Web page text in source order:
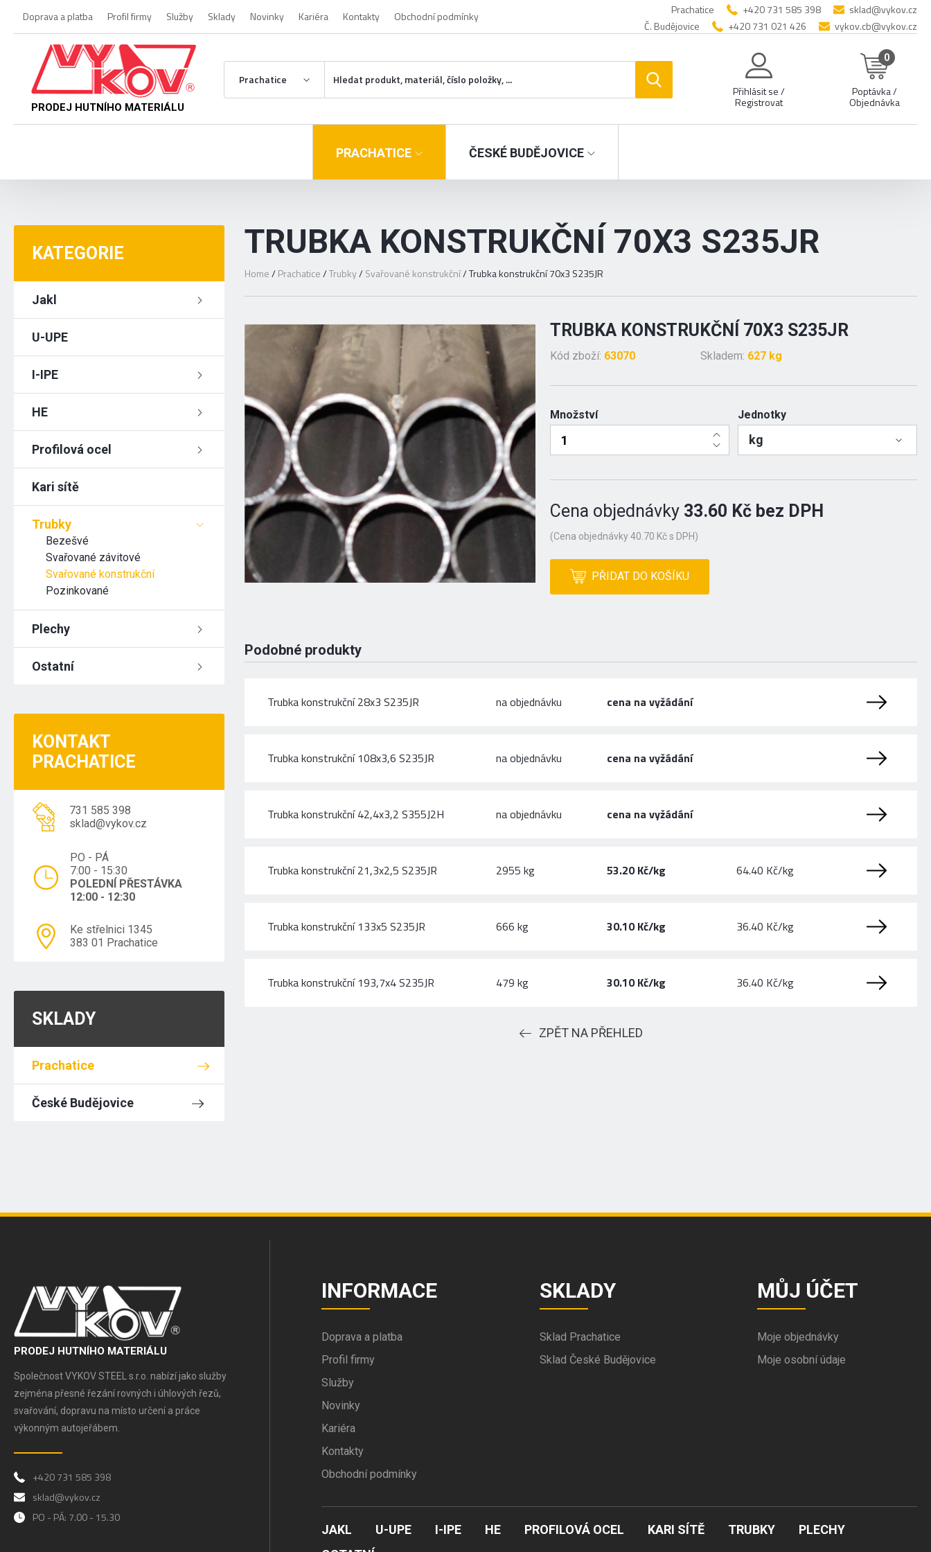
Doprava a platba Profil firmy Služby Sklady Novinky Kariéra Kontakty Obchodní podmínky Prachatice +420 731 585 398
sklad@vykov.cz
Č. Budějovice
+420 731 021 426 vykov.cb@vykov.cz
PRODEJ HUTNÍHO MATERIÁLU
Prachatice
Přihlásit se /
Registrovat
0
Poptávka /
Objednávka
PRACHATICE ČESKÉ BUDĚJOVICE
KATEGORIE
Jakl
U-UPE
I-IPE
HE
Profilová ocel
Kari sítě
Trubky
Bezešvé
Svařované závitové
Svařované konstrukční
Pozinkované
Plechy
Ostatní
KONTAKT
PRACHATICE
731 585 398
sklad@vykov.cz
PO - PÁ
7:00 - 15:30
POLEDNÍ PŘESTÁVKA
12:00 - 12:30
Ke střelnici 1345
383 01 Prachatice
SKLADY
Prachatice
České Budějovice
TRUBKA KONSTRUKČNÍ 70X3 S235JR
Home/ Prachatice/Trubky/ Svařované konstrukční/Trubka konstrukční 70x3 S235JR
TRUBKA KONSTRUKČNÍ 70X3 S235JR
Kód zboží: 63070 Skladem: 627 kg
Množství Jednotky
kg
Cena objednávky 33.60 Kč bez DPH
(Cena objednávky 40.70 Kč s DPH)
PŘIDAT DO KOŠÍKU
Podobné produkty
Trubka konstrukční 28x3 S235JR na objednávku cena na vyžádání
Trubka konstrukční 108x3,6 S235JR na objednávku cena na vyžádání
Trubka konstrukční 42,4x3,2 S355J2H na objednávku cena na vyžádání
Trubka konstrukční 21,3x2,5 S235JR 2955 kg 53.20 Kč/kg 64.40 Kč/kg
Trubka konstrukční 133x5 S235JR 666 kg 30.10 Kč/kg 36.40 Kč/kg
Trubka konstrukční 193,7x4 S235JR 479 kg 30.10 Kč/kg 36.40 Kč/kg
ZPĚT NA PŘEHLED
PRODEJ HUTNÍHO MATERIÁLU
Společnost VYKOV STEEL s.r.o. nabízí jako služby
zejména přesné řezání rovných i úhlových řezů,
svařování, dopravu na místo určení a práce
výkonným autojeřábem.
+420 731 585 398
sklad@vykov.cz
PO - PÁ: 7.00 - 15.30
INFORMACE
Doprava a platba
Profil firmy
Služby
Novinky
Kariéra
Kontakty
Obchodní podmínky
SKLADY
Sklad Prachatice
Sklad České Budějovice
MŮJ ÚČET
Moje objednávky
Moje osobní údaje
JAKL U-UPE I-IPE HE PROFILOVÁ OCEL KARI SÍTĚ TRUBKY
PLECHY